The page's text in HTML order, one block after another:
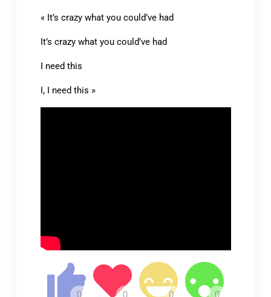
« It’s crazy what you could’ve had
It’s crazy what you could’ve had
I need this
I, I need this »